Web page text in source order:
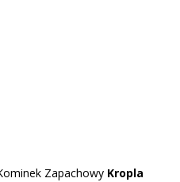
Zapachowy Kropla